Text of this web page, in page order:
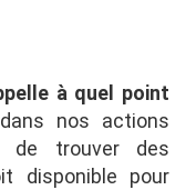
à quel point
nos actions
de trouver des
disponible pour